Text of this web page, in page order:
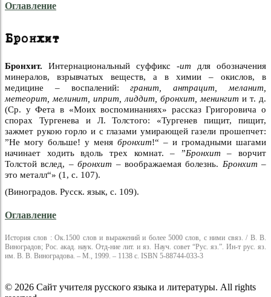
Оглавление
Бронхит
Бронхит. Интернациональный суффикс -ит для обозначения
минералов, взрывчатых веществ, а в химии – окислов, в
медицине – воспалений:гранит, антрацит, меланит,
метеорит, мелинит, иприт, лиддит, бронхит, менингит и т. д.
(Ср. у Фета в «Моих воспоминаниях» рассказ Григоровича о
спорах Тургенева и Л. Толстого: «Тургенев пищит, пищит,
зажмет рукою горло и с глазами умирающей газели прошепчет:
”Не могу больше! у меня бронхит!“ – и громадными шагами
начинает ходить вдоль трех комнат. – ”Бронхит – ворчит
Толстой вслед, –бронхит –воображаемая болезнь. Бронхит –
это металл“» (1, с. 107).
(Виноградов. Русск. язык, с. 109).
Оглавление
История слов : Ок.1500 слов и выражений и более 5000 слов, с ними связ. / В. В.
Виноградов; Рос. акад. наук. Отд-ние лит. и яз. Науч. совет “Рус. яз.”. Ин-т рус. яз.
им. В. В. Виноградова. – М., 1999. – 1138 с. ISBN 5-88744-033-3
© 2026 Сайт учителя русского языка и литературы. All rights